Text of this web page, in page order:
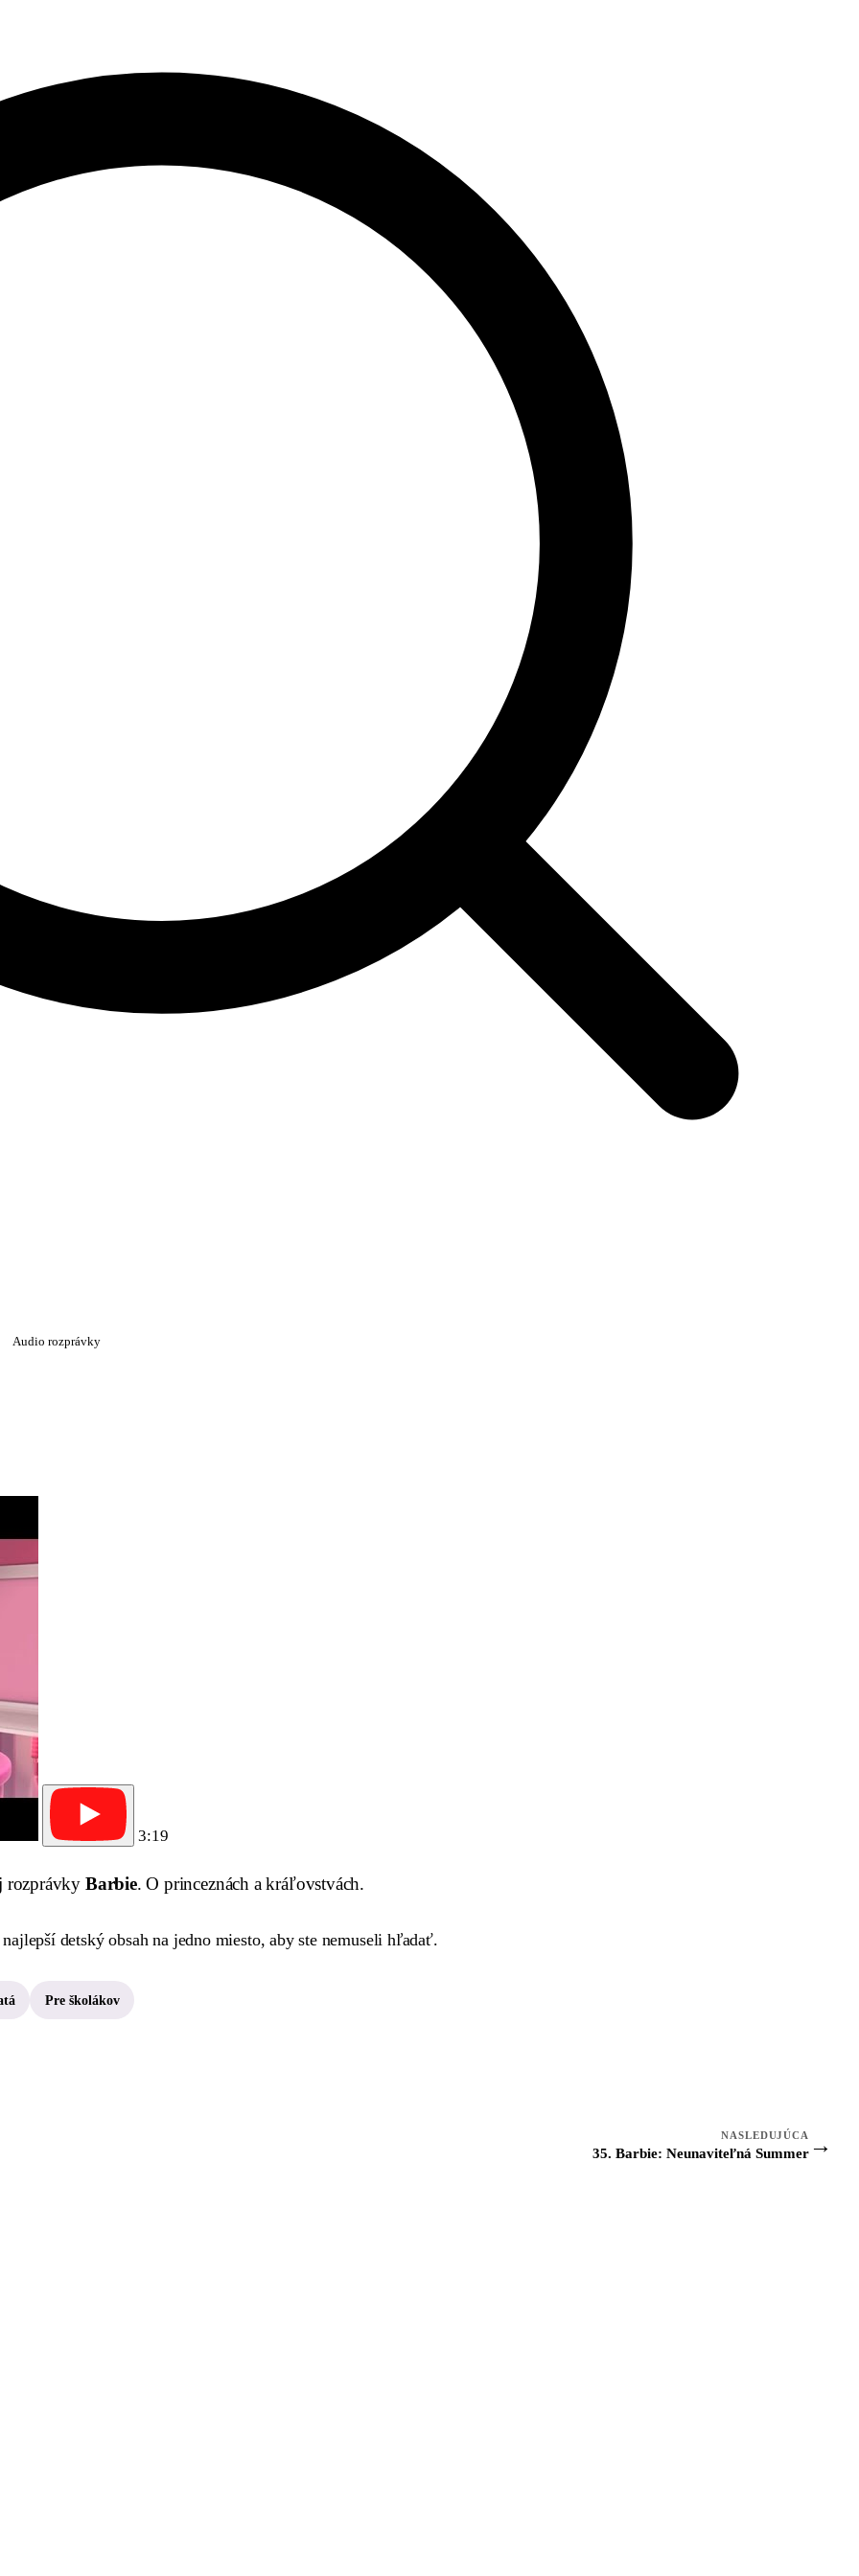
Audio rozprávky
3:19
rozprávky Barbie. O princeznách a kráľovstvách.
detský obsah na jedno miesto, aby ste nemuseli hľadať.
Pre školákov
NASLEDUJÚCA
35. Barbie: Neunaviteľná Summer →